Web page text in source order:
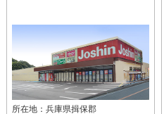
所在地：兵庫県揖保郡